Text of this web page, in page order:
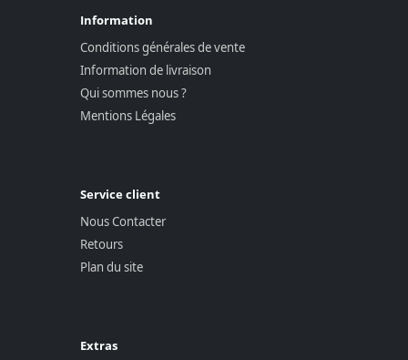
Information
Conditions générales de vente
Information de livraison
Qui sommes nous ?
Mentions Légales
Service client
Nous Contacter
Retours
Plan du site
Extras